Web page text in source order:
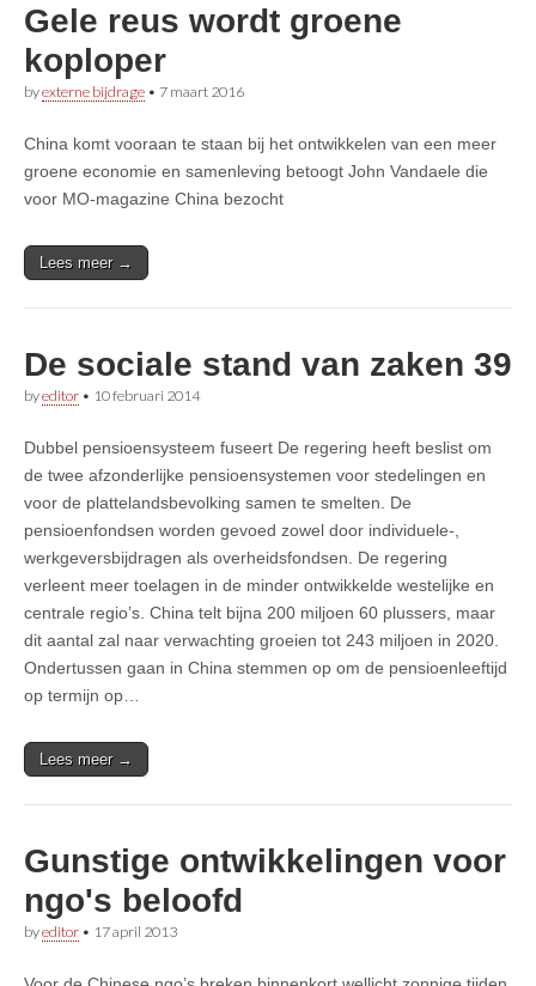
Gele reus wordt groene
koploper
byexterne bijdrage • 7 maart 2016
China komt vooraan te staan bij het ontwikkelen van een meer
groene economie en samenleving betoogt John Vandaele die
voor MO-magazine China bezocht
Lees meer →
De sociale stand van zaken 39
byeditor • 10 februari 2014
Dubbel pensioensysteem fuseert De regering heeft beslist om
de twee afzonderlijke pensioensystemen voor stedelingen en
voor de plattelandsbevolking samen te smelten. De
pensioenfondsen worden gevoed zowel door individuele-,
werkgeversbijdragen als overheidsfondsen. De regering
verleent meer toelagen in de minder ontwikkelde westelijke en
centrale regio’s. China telt bijna 200 miljoen 60 plussers, maar
dit aantal zal naar verwachting groeien tot 243 miljoen in 2020.
Ondertussen gaan in China stemmen op om de pensioenleeftijd
op termijn op…
Lees meer →
Gunstige ontwikkelingen voor
ngo's beloofd
byeditor • 17 april 2013